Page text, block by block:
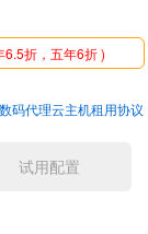
折，五年6折 )
码代理云主机租用协议